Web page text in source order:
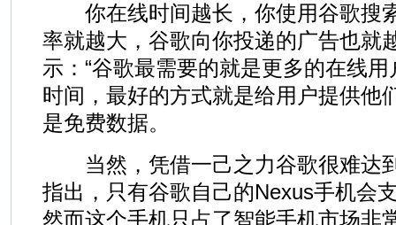
你在线时间越长，你使用谷歌搜
率就越大，谷歌向你投递的广告也就
示：“谷歌最需要的就是更多的在线
时间，最好的方式就是给用户提供他
是免费数据。
当然，凭借一己之力谷歌很难达
指出，只有谷歌自己的Nexus手机会
然而这个手机只占了智能手机市场非